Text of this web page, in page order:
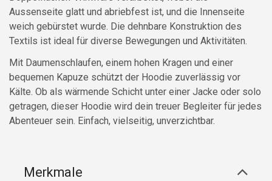
Aussenseite glatt und abriebfest ist, und die Innenseite
weich gebürstet wurde. Die dehnbare Konstruktion des
Textils ist ideal für diverse Bewegungen und Aktivitäten.
Mit Daumenschlaufen, einem hohen Kragen und einer
bequemen Kapuze schützt der Hoodie zuverlässig vor
Kälte. Ob als wärmende Schicht unter einer Jacke oder solo
getragen, dieser Hoodie wird dein treuer Begleiter für jedes
Abenteuer sein. Einfach, vielseitig, unverzichtbar.
Merkmale